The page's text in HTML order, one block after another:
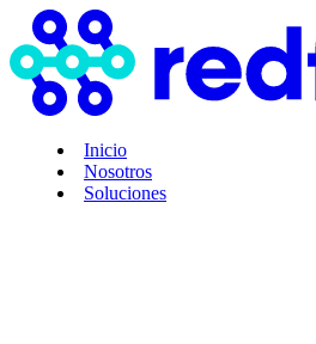
Inicio
Nosotros
Soluciones